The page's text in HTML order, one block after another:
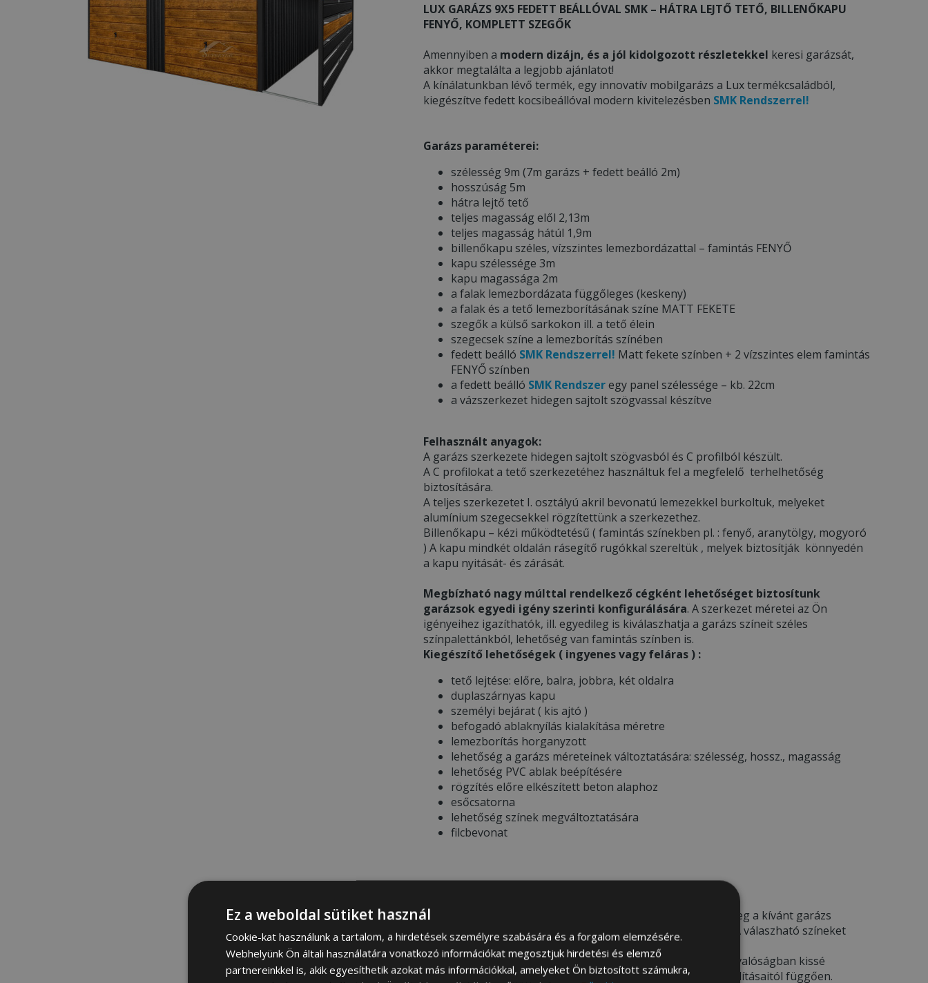
LUX GARÁZS 9X5 FEDETT BEÁLLÓVAL SMK – HÁTRA LEJTŐ TETŐ, BILLENŐKAPU
FENYŐ, KOMPLETT SZEGŐK
Amennyiben a modern dizájn, és a jól kidolgozott részletekkel keresi garázsát,
akkor megtalálta a legjobb ajánlatot!
A kínálatunkban lévő termék, egy innovatív mobilgarázs a Lux termékcsaládból,
kiegészítve fedett kocsibeállóval modern kivitelezésben SMK Rendszerrel!
Garázs paraméterei:
szélesség 9m (7m garázs + fedett beálló 2m)
hosszúság 5m
hátra lejtő tető
teljes magasság elől 2,13m
teljes magasság hátúl 1,9m
billenőkapu széles, vízszintes lemezbordázattal – famintás FENYŐ
kapu szélessége 3m
kapu magassága 2m
a falak lemezbordázata függőleges (keskeny)
a falak és a tető lemezborításának színe MATT FEKETE
szegők a külső sarkokon ill. a tető élein
szegecsek színe a lemezborítás színében
fedett beálló SMK Rendszerrel! Matt fekete színben + 2 vízszintes elem famintás
FENYŐ színben
a fedett beálló SMK Rendszeregy panel szélessége – kb. 22cm
a vázszerkezet hidegen sajtolt szögvassal készítve
Felhasznált anyagok:
A garázs szerkezete hidegen sajtolt szögvasból és C profilból készült.
A C profilokat a tető szerkezetéhez használtuk fel a megfelelő terhelhetőség
biztosítására.
A teljes szerkezetet I. osztályú akril bevonatú lemezekkel burkoltuk, melyeket
alumínium szegecsekkel rögzítettünk a szerkezethez.
Billenőkapu – kézi működtetésű ( famintás színekben pl. : fenyő, aranytölgy, mogyoró
) A kapu mindkét oldalán rásegítő rugókkal szereltük , melyek biztosítják könnyedén
a kapu nyitását- és zárását.
Megbízható nagy múlttal rendelkező cégként lehetőséget biztosítunk
garázsok egyedi igény szerinti konfigurálására. A szerkezet méretei az Ön
igényeihez igazíthatók, ill. egyedileg is kiválaszhatja a garázs színeit széles
színpalettánkból, lehetőség van famintás színben is.
Kiegészítő lehetőségek ( ingyenes vagy feláras ) :
tető lejtése: előre, balra, jobbra, két oldalra
duplaszárnyas kapu
személyi bejárat ( kis ajtó )
befogadó ablaknyílás kialakítása méretre
lemezborítás horganyzott
lehetőség a garázs méreteinek változtatására: szélesség, hossz., magasság
lehetőség PVC ablak beépítésére
rögzítés előre elkészített beton alaphoz
esőcsatorna
lehetőség színek megváltoztatására
filcbevonat
Rendeléskor kérjük adja meg a kívánt garázs
színeire vonatkozó információt a megjegyzés rovatba. A válaszható színeket
megtekintheti aSZÍNEK PALETTÁJAmenü alatt.
A termékfotókon látható színekcsak illusztrációk
– a valóságban kissé
eltérhetnek a mobil eszköz / számítógép képernyő beállításaitól függően.
Ez a weboldal sütiket használ
Cookie-kat használunk a tartalom, a hirdetések személyre szabására és a forgalom elemzésére.
Webhelyünk Ön általi használatára vonatkozó információkat megosztjuk hirdetési és elemző
partnereinkkel is, akik egyesíthetik azokat más információkkal, amelyeket Ön biztosított számukra,